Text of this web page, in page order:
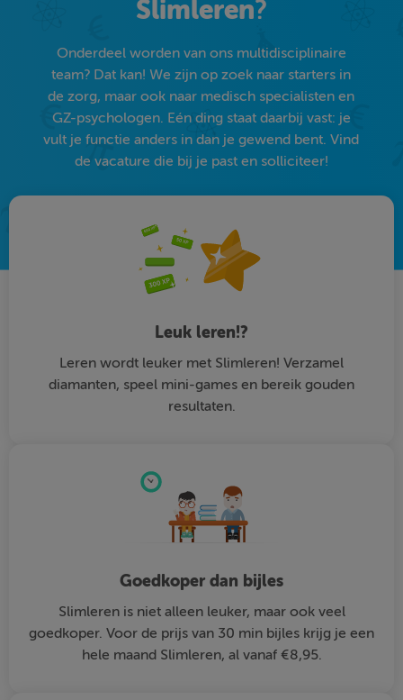
Slimleren?
Onderdeel worden van ons multidisciplinaire
team? Dat kan! We zijn op zoek naar starters in
de zorg, maar ook naar medisch specialisten en
GZ-psychologen. Eén ding staat daarbij vast: je
vult je functie anders in dan je gewend bent. Vind
de vacature die bij je past en solliciteer!
Leuk leren!?
Leren wordt leuker met Slimleren! Verzamel
diamanten, speel mini-games en bereik gouden
resultaten.
Goedkoper dan bijles
Slimleren is niet alleen leuker, maar ook veel
goedkoper. Voor de prijs van 30 min bijles krijg je een
hele maand Slimleren, al vanaf €8,95.